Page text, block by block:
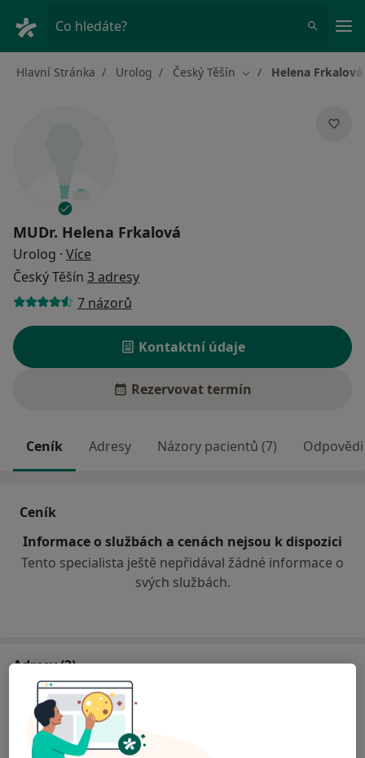
Co hledáte?
Hlavní Stránka Urolog Český Těšín Změna města
Helena Frkalová
MUDr. Helena Frkalová
Urolog · Více
Český Těšín 3 adresy
7 názorů
Kontaktní údaje
Rezervovat termín
Ceník Adresy Názory pacientů (7)
Ceník
Informace o službách a cenách nejsou k dispozici
Tento specialista ještě nepřidával žádné informace o
svých službách.
Adresy (3)
Adresa 1 Adresa 2